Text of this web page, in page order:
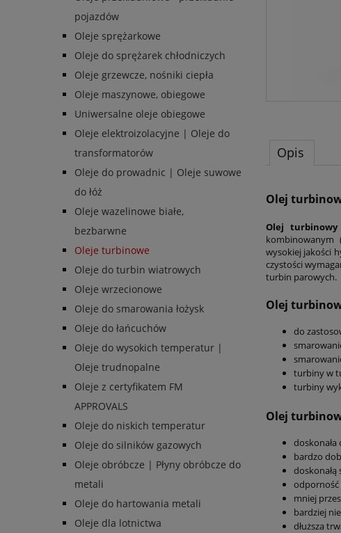
pojazdów
Oleje sprężarkowe
Oleje do sprężarek chłodniczych
Oleje grzewcze, nośniki ciepła
Oleje maszynowe, obiegowe
Uniwersalne oleje obiegowe
Oleje elektroizolacyjne | Oleje do
transformatorów
Oleje do prowadnic | Oleje suwowe
do łóż
Oleje wazelinowe białe,
bezbarwne
Oleje turbinowe
Oleje do turbin wiatrowych
Oleje wrzecionowe
Oleje do smarowania łożysk
Oleje do łańcuchów
Oleje do wysokich temperatur |
Oleje trudnopalne
Oleje z certyfikatem FM
APPROVALS
Oleje do niskich temperatur
Oleje do silników gazowych
Oleje obróbcze | Płyny obróbcze do
metali
Oleje do hartowania metali
Oleje dla lotnictwa
Opis
Olej
Olej turbinowy
kombinowanym
wysokiej jakości
czystości
turbin parowych.
Olej
do
turbiny w
turbiny
Olej
doskonała
bardzo
doskonałą
odporność
mniej
bardziej
dłuższa